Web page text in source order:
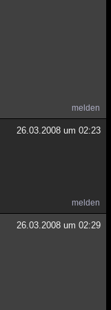
melden
26.03.2008 um 02:23
melden
26.03.2008 um 02:29